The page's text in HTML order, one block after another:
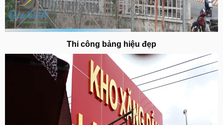
Thi công bảng hiệu đẹp